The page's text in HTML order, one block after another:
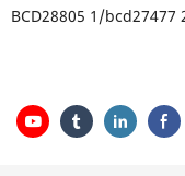
BCD28805 1/bcd27477